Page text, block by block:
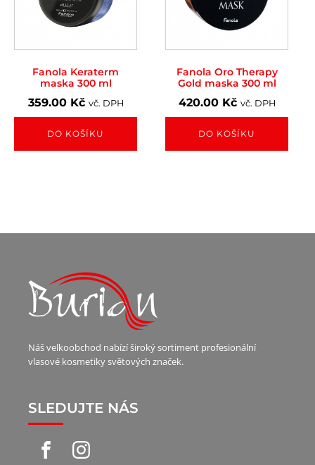
Fanola Keraterm
maska 300 ml
359.00 Kč vč. DPH
DO KOŠÍKU
Fanola Oro Therapy
Gold maska 300 ml
420.00 Kč vč. DPH
DO KOŠÍKU
Náš velkoobchod nabízí široký sortiment profesionální
vlasové kosmetiky světových značek.
SLEDUJTE NÁS